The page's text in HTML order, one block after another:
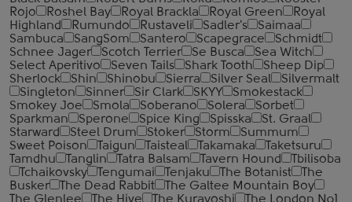
Rojo
Roshel Bay Royal Brackla Royal Green
Royal
Highland
Rumundo Rustaveli Sadler's
Saimaa
Sambuca
SangSom Santero Scapegrace
Schmidt
Schnee Jager
Scotch Terrier Se Busca
Sea Witch
Select Aperitivo
Seven Tails Shark Tooth
Sheep Dip
Sherlock
Shin Shinobu Sierra Silver Seal
Silvermalt
Singleton
Sinner Sir Clark SKYY
Smokestack
Smokey Joe
Smola Soberano Solera
Sorbet
Sparkman
Sperone Spice King Spisska
St. Graal
Starward
Steel Drum Stoker Storm
Summum
Sweet Poison
Taigun Taisteal Takamaka
Taketsuru
Tamdhu
Tanglin Tatra Balsam Tavern Hound
Tbilisoba
Tchaikovsky
Tengumai Tenjaku The Botanist
The
Busker
The Dead Rabbit
The Galtee Mountain Boy